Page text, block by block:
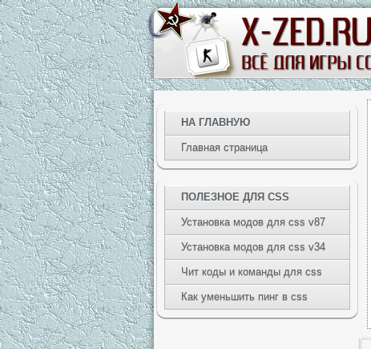
НА ГЛАВНУЮ
Главная страница
ПОЛЕЗНОЕ ДЛЯ CSS
Установка модов для css v87
Установка модов для css v34
Чит коды и команды для css
Как уменьшить пинг в css